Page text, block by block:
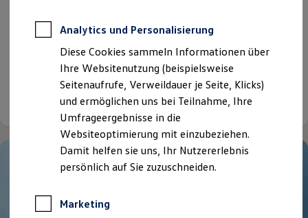
Professional Class bei Volkswagen
Behörden
Direktkunden
Sonderfahrzeuge
Anpfiff zum Gewinn
Elektromobilität
Elektroautos
ID. Tutorials
Elektrofahrzeugkonzepte
ID. EVERY1
Reichweite
Rekuperation
Angebote für Menschen mit Behinderung
Günstige Raten bei nur 0,99 % effektivem Jahreszins!
Details ansehen
Analytics und Personalisierung
Diese Cookies sammeln Informationen über
Ihre Websitenutzung (beispielsweise
Seitenaufrufe, Verweildauer je Seite, Klicks)
und ermöglichen uns bei Teilnahme, Ihre
Umfrageergebnisse in die
Websiteoptimierung mit einzubeziehen.
Damit helfen sie uns, Ihr Nutzererlebnis
persönlich auf Sie zuzuschneiden.
Marketing